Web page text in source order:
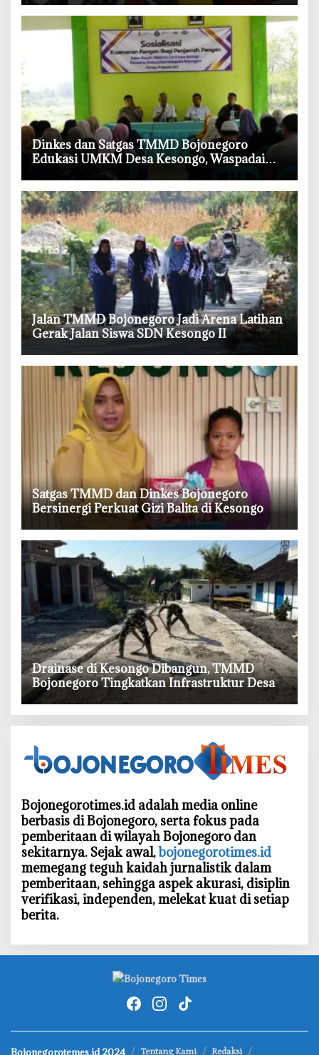
‎Dinkes dan Satgas TMMD Bojonegoro
Edukasi UMKM Desa Kesongo, Waspadai
Boraks dan Formalin
‎Jalan TMMD Bojonegoro Jadi Arena Latihan
Gerak Jalan Siswa SDN Kesongo II
‎Satgas TMMD dan Dinkes Bojonegoro
Bersinergi Perkuat Gizi Balita di Kesongo
‎Drainase di Kesongo Dibangun, TMMD
Bojonegoro Tingkatkan Infrastruktur Desa
Bojonegorotimes.id adalah media online
berbasis di Bojonegoro, serta fokus pada
pemberitaan di wilayah Bojonegoro dan
sekitarnya. Sejak awal,bojonegorotimes.id
memegang teguh kaidah jurnalistik dalam
pemberitaan, sehingga aspek akurasi, disiplin
verifikasi, independen, melekat kuat di setiap
berita.
Tentang Kami Redaksi